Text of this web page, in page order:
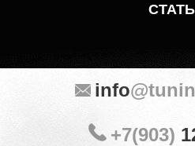
info
+7(903)